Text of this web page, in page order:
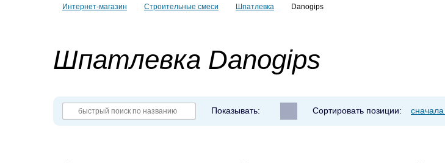
Интернет-магазин Строительные смеси Шпатлевка Danogips
Шпатлевка Danogips
Показывать: Сортировать позиции: